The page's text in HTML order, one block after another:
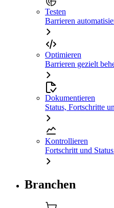
Testen
Barrieren
Optimieren
Barrieren gezielt
Dokumentieren
Status, Fortschritte
Kontrollieren
Fortschritt und
Branchen